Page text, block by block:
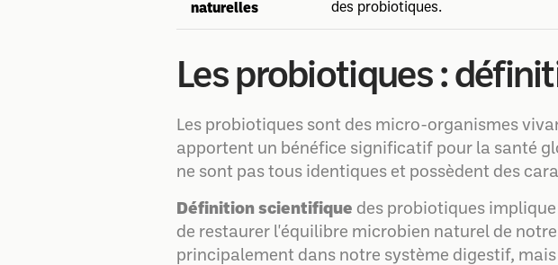
naturelles
des probiotiques.
Les probiotiques :
Les probiotiques sont des micro-organismes
apportent un bénéfice significatif pour la santé
ne sont pas tous identiques et possèdent des
Définition scientifique des probiotiques
de restaurer l'équilibre microbien naturel de
principalement dans notre système digestif,